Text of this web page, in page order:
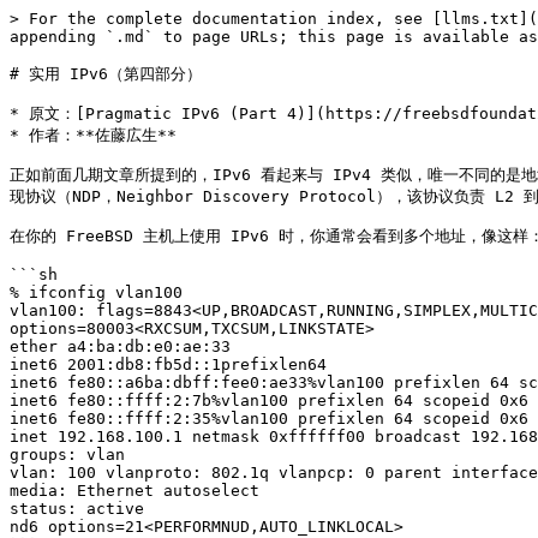
> For the complete documentation index, see [llms.txt](https://freebsd-journal-cn.bsdcn.org/llms.txt). Markdown versions of documentation pages are available by appending `.md` to page URLs; this page is available as [Markdown](https://freebsd-journal-cn.bsdcn.org/20221112-ke-guan-ce-xing-he-heng-liang-biao-zhun/ipv6.md).

# 实用 IPv6（第四部分）

* 原文：[Pragmatic IPv6 (Part 4)](https://freebsdfoundation.org/wp-content/uploads/2023/01/sato_IPv6_part4.pdf)
* 作者：**佐藤広生**

正如前面几期文章所提到的，IPv6 看起来与 IPv4 类似，唯一不同的是地址格式。然而，这两种协议是独立工作的，当然，每种协议都有其特有的功能。本文将探讨 IPv6 基于多个地址的独特特性及其实际应用，并介绍邻居发现协议（NDP，Neighbor Discovery Protocol），该协议负责 L2 到 L3 的地址解析以及同一网络上主机和路由器的发现。

在你的 FreeBSD 主机上使用 IPv6 时，你通常会看到多个地址，像这样：

```sh
% ifconfig vlan100
vlan100: flags=8843<UP,BROADCAST,RUNNING,SIMPLEX,MULTICAST> metric 0 mtu 1500
options=80003<RXCSUM,TXCSUM,LINKSTATE>
ether a4:ba:db:e0:ae:33
inet6 2001:db8:fb5d::1prefixlen64
inet6 fe80::a6ba:dbff:fee0:ae33%vlan100 prefixlen 64 scopeid 0x6
inet6 fe80::ffff:2:7b%vlan100 prefixlen 64 scopeid 0x6
inet6 fe80::ffff:2:35%vlan100 prefixlen 64 scopeid 0x6
inet 192.168.100.1 netmask 0xffffff00 broadcast 192.168.100.255
groups: vlan
vlan: 100 vlanproto: 802.1q vlanpcp: 0 parent interface: lagg0
media: Ethernet autoselect
status: active
nd6 options=21<PERFORMNUD,AUTO_LINKLOCAL>
```

这是作者某台主机的实际示例。**/etc/rc.conf** 文件包含以下内容：

```sh
ifconfig_vlan100_ipv6="inet6 2001:db8:fb5d::1/64"
ifconfig_vlan100_alias0="inet6 fe80::ffff:2:7b/64"
ifconfig_vlan100_alias1="inet6 fe80::ffff:2:35/64"
```

你可以在 **ifconfig(8)** 的输出中看到四个 IPv6 地址。**2001:db8:fb5d::1** 是 GUA1，而其他三个是 LLA2。在 **/etc/rc.conf** 文件中，只显式指定了两个 LLA。为什么会有四个？

## 自动配置的 LLA

请记住，当指定 `ifconfig_IF_ipv6` 时，会发生以下情况：

* 移除标志 `IFDISABLED`，且
* 基于接口的 L2 地址自动配置 LLA。

更准确地说，所有支持 IPv6 的接口在内核级别默认具有标志 `AUTO_LINKLOCAL`，并且在接口变为“up”时会自动配置 LLA。**rc.d(8)** 脚本会在没有指定 `ifconfig_IF_ipv6` 时添加标志 `IFDISABLED`，以防止接口配置 LLA。这是为了那些只想使用 IPv4 的用户。只要没有 `ifconfig_IF_ipv6` 这行，接口就不会获取 IPv6 地址。自动配置的 LLA 是 L33 地址，因此同一网络上的任何人都可以通过 IPv6 TCP/UDP 尝试访问你的主机。因此，LLA 不是无条件配置的。

请注意，如果要使用 IPv6 GUA，LLA 是强制性的。与 IPv4 不同，你必须始终配置 LLA。这就是默认情况下有标志 `AUTO_LINKLOCAL` 并由内核配置 LLA 的原因。虽然你可以手动删除 LLA，但删除后会出现一些奇怪的行为。

## 修改后的 EUI-64 格式接口标识符

让我们再次查看自动配置的 LLA。前缀始终是 **fe80::/64**。IID 是通过使用 L2 地址填充的。如果你使用的是以太网，它就是 IEEE 802 的 48 位 MAC 地址，也就是以太网 MAC 地址。以太网 MAC 地址是 48 位长的。你可以在 ifconfig(8) 命令的输出中找到关键字“ether”。

```ini
ether a4:ba:db:e0:ae:33
inet6 fe80::a6ba:dbff:fee0:ae33%vlan100 prefixlen 64 scopeid 0x6
```

IID 看起来类似于 MAC 地址，但并不相同。这被称为“修改后的 EUI-64 格式接口标识符”，是从 48 位的 MAC 地址生成的。生成算法 4 非常简单。让我们逐个字节比较 IID 和 MAC 地址 5：

![IID 与 MAC 地址字节对比图](/files/UBV11UBhZpNSMxBBvQO6)

IID 的长度为 64 位，因此需要填充两个八位字节。IID 中间的“0xff”和“0xfe”始终会被加入。换句话说，如果 IID 中间有 `0xfffe`，那么它就是由 EUI-48 MAC 地址生成的。还有一个不同点——第一个八位字节略微发生了变化。MAC 地址中第一个八位字节的第一个和第二个位（从最低有效位开始）的含义如下：

* 第一位：“个体”（0）或“组”（1）
* 第二位：“全局”（0）或“本地”（1）

“个体”意味着单播（即 1 对 1 的通信），而“组”意味着多播或广播（1 对 n 的通信）。在使用真实的硬件网卡时，而非虚拟网卡，网卡具有由供应商分配的唯一 MAC 地址。在这种情况下，地址是全球唯一的，第一个八位字节的第二位为 0。然而，在修改后的 EUI-64 格式中，第二位被指定为 MAC 地址的反转值。因此，在大多数情况下，第一个八位字节的第二位为 1。在这个例子中，第一个八位字节“0xa4”将按以下方式变化：十六进制值“0xa4”的位数组为“10100100”。数组中从右边数起的第二个位将被反转，最终得到“0xa6”作为 IID 中的值。

![IID 第一字节位反转示意图](/files/p4PtSAug80Z3QD93fmIE)

目前，在 FreeBSD 上，通过 SLAAC 自动配置的 LLA 和 GUA 使用此算法。你需要注意两个问题。一是为什么第二位会被反转，二是生成的 IID 存在的问题。

## 修改后的 EUI-64 IID 的问题

反转第二位的原因是为了方便手动配置地址